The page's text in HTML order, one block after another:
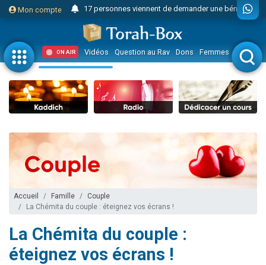
Mon compte
Il reste 49 places pour étudier en groupe sur Zoom
23 personnes viennent de faire un don pour Diane, 80 ans, dans un appartement insalubre
Eva vient de donner son Maasser
4 personnes viennent de nous rejoindre sur WhatsApp
3 personnes viennent de nous rejoindre sur WhatsApp
Odaya vient de donner son Maasser
3 personnes viennent de faire un don pour 5 jours de vacances aux Orphelins
2 personnes viennent de nous rejoindre sur WhatsApp
13 personnes viennent de demander une bénédiction
Il reste 49 places pour étudier en groupe sur Zoom
30 personnes viennent de faire un don pour Sauvez la jambe de Yohan
ON AIR Vidéos Question au Rav Dons Femmes Enfants
Accueil Famille
Couple
La Chémita du couple : éteignez vos écrans !
La Chémita du couple :
éteignez vos écrans !